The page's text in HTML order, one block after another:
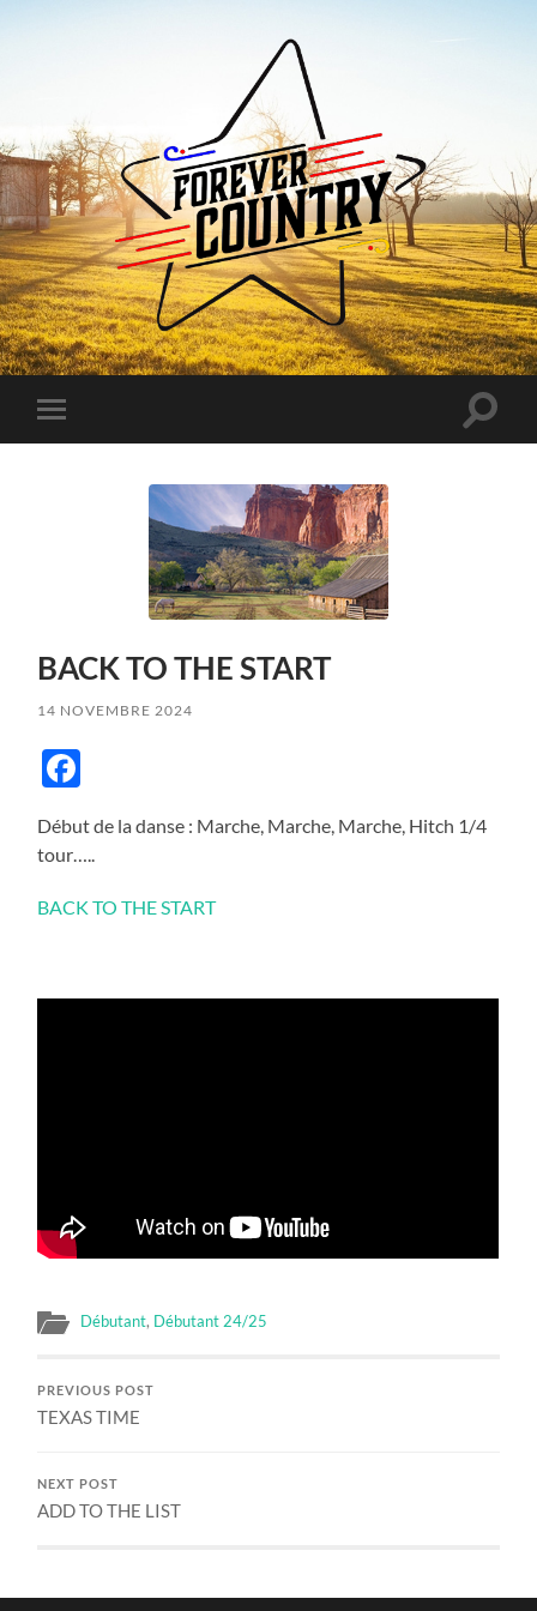
Forever
Country
Toggle
mobile
Toggle
BACK TO THE START
14 NOVEMBRE 2024
Début de la danse : Marche, Marche, Marche, Hitch 1/4
tour…..
BACK TO THE START
Débutant, Débutant 24/25
PREVIOUS POST
TEXAS TIME
NEXT POST
ADD TO THE LIST